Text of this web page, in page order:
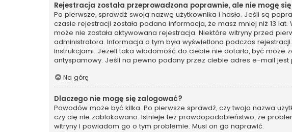
Rejestracja została przeprowadzona poprawnie, ale nie mogę
Po pierwsze, sprawdź swoją nazwę użytkownika i hasło. Jeśli są
czasie rejestracji została podana informacja, że masz mniej niż 13
może nie została aktywowana rejestracja. Niektóre witryny przed
administratora. Informacja o tym była wyświetlona podczas
instrukcjami. Jeżeli taka wiadomość do ciebie nie dotarła, być może
antyspamowy. Jeśli na pewno podany przez ciebie adres e-mail jest
Na górę
Dlaczego nie mogę się zalogować?
Powodów może być kilka. Po pierwsze sprawdź, czy twoja nazwa
czy cię nie zablokowano. Istnieje też prawdopodobieństwo, że
witryny i powiadom go o tym problemie. Musi on go naprawić.